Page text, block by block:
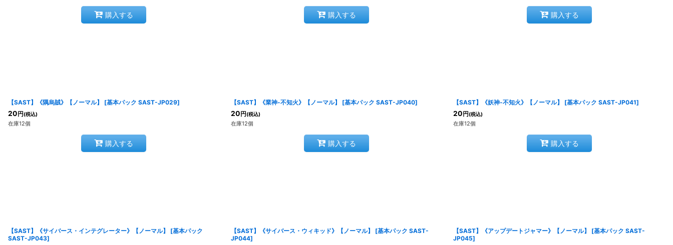
購入する 購入する 購入する
【SAST】《隅烏賊》【ノーマル】 [基本パック SAST-JP029]
20 円 (税込)
在庫12個
購入する
【SAST】《業神-不知火》【ノーマル】 [基本パック SAST-JP040]
20 円 (税込)
在庫12個
購入する
【SAST】《妖神-不知火》【ノーマル】 [基本パック SAST-JP041]
20 円 (税込)
在庫12個
購入する
【SAST】《サイバース・インテグレーター》【ノーマル】 [基本パック
SAST-JP043]
【SAST】《サイバース・ウィキッド》【ノーマル】 [基本パック SAST-
JP044]
【SAST】《アップデートジャマー》【ノーマル】 [基本パック SAST-
JP045]